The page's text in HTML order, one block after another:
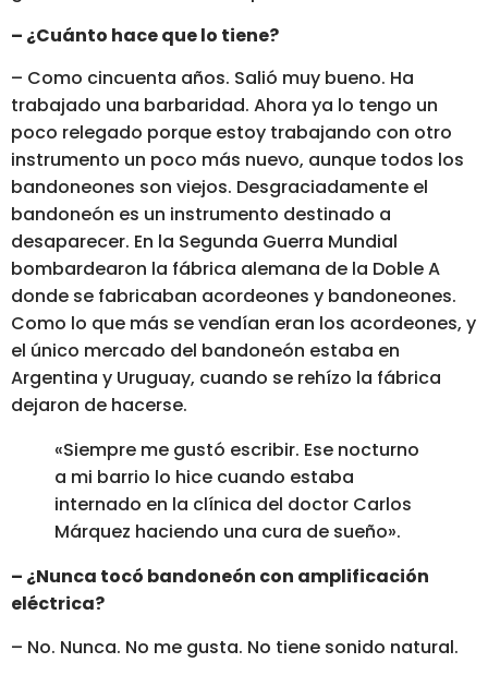
– ¿Cuánto hace que lo tiene?
– Como cincuenta años. Salió muy bueno. Ha
trabajado una barbaridad. Ahora ya lo tengo un
poco relegado porque estoy trabajando con otro
instrumento un poco más nuevo, aunque todos los
bandoneones son viejos. Desgraciadamente el
bandoneón es un instrumento destinado a
desaparecer. En la Segunda Guerra Mundial
bombardearon la fábrica alemana de la Doble A
donde se fabricaban acordeones y bandoneones.
Como lo que más se vendían eran los acordeones, y
el único mercado del bandoneón estaba en
Argentina y Uruguay, cuando se rehízo la fábrica
dejaron de hacerse.
«Siempre me gustó escribir. Ese nocturno
a mi barrio lo hice cuando estaba
internado en la clínica del doctor Carlos
Márquez haciendo una cura de sueño».
– ¿Nunca tocó bandoneón con amplificación
eléctrica?
– No. Nunca. No me gusta. No tiene sonido natural.